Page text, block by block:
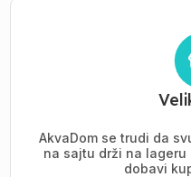
AkvaDom se trudi da
na sajtu drži na lageru
dobavi